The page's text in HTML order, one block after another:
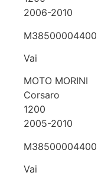
2006-2010
M38500004400
Vai
MOTO MORINI
Corsaro
1200
2005-2010
M38500004400
Vai